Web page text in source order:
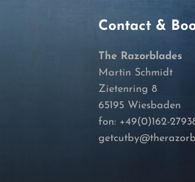
Contact &
The Razorblades
Martin Schmidt
Zietenring 8
65195 Wiesbaden
fon: +49(0)162-